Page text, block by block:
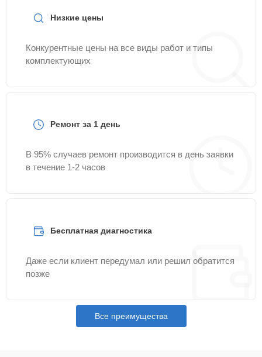
Низкие цены
Конкурентные цены на все виды работ и типы
комплектующих
Ремонт за 1 день
В 95% случаев ремонт производится в день заявки
в течение 1-2 часов
Бесплатная диагностика
Даже если клиент передумал или решил обратится
позже
Все преимущества